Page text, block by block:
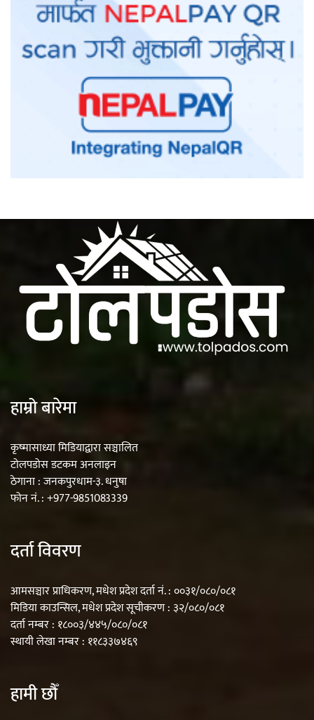
हाम्रो बारेमा
कृष्मासाध्या मिडियाद्वारा सञ्चालित
टोलपडोस डटकम अनलाइन
ठेगाना : जनकपुरधाम-३. धनुषा
फोन नं. : +977-9851083339
दर्ता विवरण
आमसञ्चार प्राधिकरण, मधेश प्रदेश दर्ता नं. : ००३१/०८०/०८१
मिडिया काउन्सिल, मधेश प्रदेश सूचीकरण : ३२/०८०/०८१
दर्ता नम्बर : १८००३/४४५/०८०/०८१
स्थायी लेखा नम्बर : ११८३३७४६९
हामी छौँ